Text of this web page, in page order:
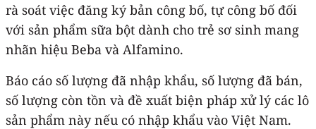
rà soát việc đăng ký bản công bố, tự công bố đối
với sản phẩm sữa bột dành cho trẻ sơ sinh mang
nhãn hiệu Beba và Alfamino.
Báo cáo số lượng đã nhập khẩu, số lượng đã bán,
số lượng còn tồn và đề xuất biện pháp xử lý các lô
sản phẩm này nếu có nhập khẩu vào Việt Nam.